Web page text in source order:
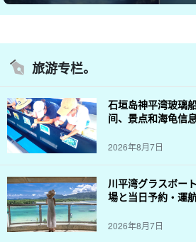
免费照片数据礼
在游览过程中，导游会用特制的防水相机
旅游专栏。
石垣岛神平湾玻璃
间、景点和海龟信息
2026年8月7日
川平湾グラスボー
場と当日予約・運
2026年8月7日